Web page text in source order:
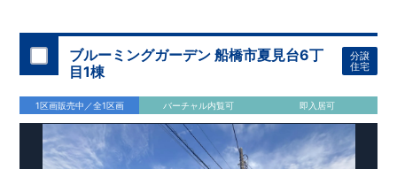
ブルーミングガーデン 船橋市夏見台6丁
目1棟
分譲
住宅
1区画販売中／全1区画 バーチャル内覧可 即入居可